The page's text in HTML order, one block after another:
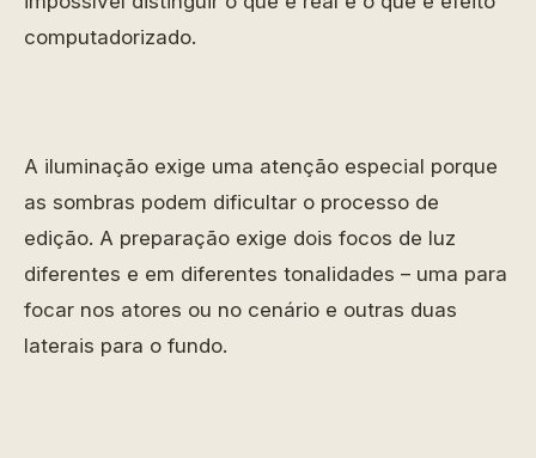
computadorizado.
A iluminação exige uma atenção especial porque
as sombras podem dificultar o processo de
edição. A preparação exige dois focos de luz
diferentes e em diferentes tonalidades – uma para
focar nos atores ou no cenário e outras duas
laterais para o fundo.